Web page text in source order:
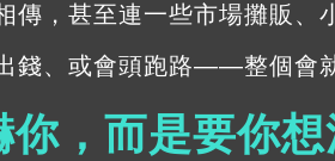
，甚至連一些市場攤販、
錢、或會頭跑路——整個會就
你，而是要你